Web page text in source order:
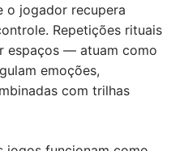
o jogador recupera
Repetições rituais
espaços — atuam como
emoções,
com trilhas